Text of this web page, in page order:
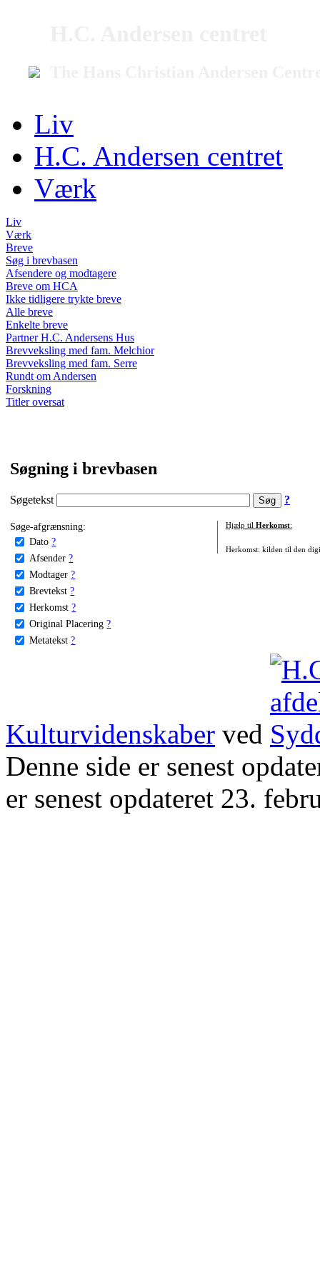
Liv
H.C. Andersen centret
Værk
Liv
Værk
Breve
Søg i brevbasen
Afsendere og modtagere
Breve om HCA
Ikke tidligere trykte breve
Alle breve
Enkelte breve
Partner H.C. Andersens Hus
Brevveksling med fam. Melchior
Brevveksling med fam. Serre
Rundt om Andersen
Forskning
Titler oversat
Søgning i brevbasen
Søgetekst ?
Søge-afgrænsning:
Dato ?
Afsender ?
Modtager ?
Brevtekst ?
Herkomst ?
Original Placering ?
Metatekst ?
Hjælp til Herkomst:
Herkomst: kilden til den
Kulturvidenskaber ved
Denne side er senest
er senest opdateret 23.